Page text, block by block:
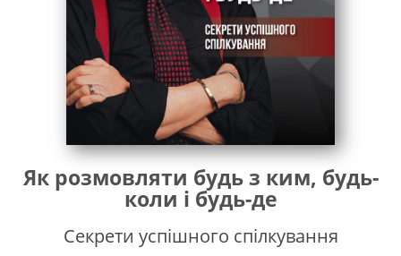
Як розмовляти будь з ким, будь-
коли і будь-де
Секрети успішного спілкування